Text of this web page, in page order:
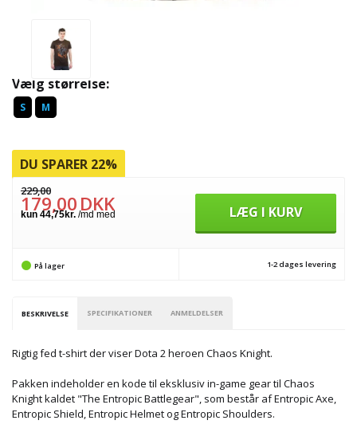
Vælg størrelse:
S M
DU SPARER 22%
229,00
179,00DKK LÆG I KURV
På lager 1-2 dages levering
BESKRIVELSE SPECIFIKATIONER ANMELDELSER
Rigtig fed t-shirt der viser Dota 2 heroen Chaos Knight.
Pakken indeholder en kode til eksklusiv in-game gear til Chaos
Knight kaldet "The Entropic Battlegear", som består af Entropic Axe,
Entropic Shield, Entropic Helmet og Entropic Shoulders.